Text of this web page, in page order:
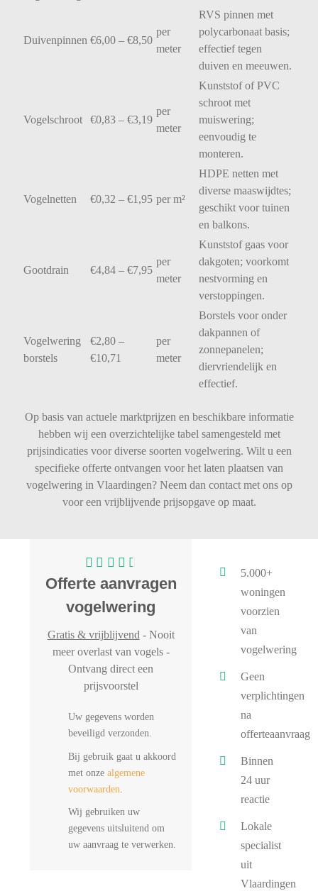
Duivenpinnen €6,00 – €8,50
per
meter
RVS pinnen met
polycarbonaat basis;
effectieftegen
duiven en meeuwen.
Vogelschroot €0,83 – €3,19
per
meter
KunststofofPVC
schroot met
muiswering;
eenvoudig te
monteren.
Vogelnetten €0,32 – €1,95 per m²
HDPE netten met
diverse maaswijdtes;
geschikt voor tuinen
en balkons.
Gootdrain €4,84 – €7,95
per
meter
Kunststof gaas voor
dakgoten; voorkomt
nestvorming en
verstoppingen.
Vogelwering
borstels
€2,80 –
€10,71
per
meter
Borstels voor onder
dakpannen of
zonnepanelen;
diervriendelijk en
effectief.
Op basis van actuele marktprijzen en beschikbare informatie
hebben wij een overzichtelijke tabel samengesteld met
prijsindicaties voor diverse soorten vogelwering. Wilt u een
specifieke offerte ontvangen voor het laten plaatsen van
vogelwering in Vlaardingen? Neem dan contact met ons op
voor een vrijblijvende prijsopgave op maat.
Offerte aanvragen
vogelwering
Gratis & vrijblijvend - Nooit
meer overlast van vogels -
Ontvang direct een
prijsvoorstel
Uw gegevens worden
beveiligd verzonden.
Bij gebruik gaat u akkoord
met onze algemene
voorwaarden
Wij gebruiken uw
gegevens uitsluitend om
uw aanvraag te verwerken.
5.000+
woningen
voorzien
van
vogelwering
Geen
verplichtingen
na
offerteaanvraag
Binnen
24 uur
reactie
Lokale
specialist
uit
Vlaardingen